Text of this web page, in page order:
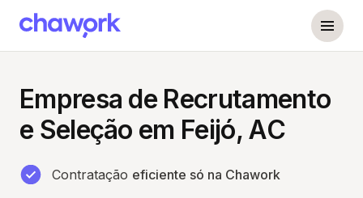
Empresa de Recrutamento
e Seleção em Feijó, AC
Contratação eficiente só na Chawork